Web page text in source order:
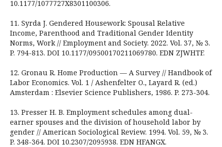
10.1177/1077727X8301100306.
11. Syrda J. Gendered Housework: Spousal Relative
Income, Parenthood and Traditional Gender Identity
Norms, Work // Employment and Society. 2022. Vol. 37, № 3.
P. 794-813. DOI 10.1177/09500170211069780. EDN ZJWHTF.
12. Gronau R. Home Production — A Survey // Handbook of
Labor Economics. Vol. 1 / Ashenfelter O., Layard R. (ed.)
Amsterdam : Elsevier Science Publishers, 1986. P. 273-304.
13. Presser H. B. Employment schedules among dual-
earner spouses and the division of household labor by
gender // American Sociological Review. 1994. Vol. 59, № 3.
P. 348-364. DOI 10.2307/2095938. EDN HFANGX.